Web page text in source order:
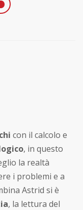
con il calcolo e
, in questo
la realtà
i problemi e a
Astrid si è
, la lettura del